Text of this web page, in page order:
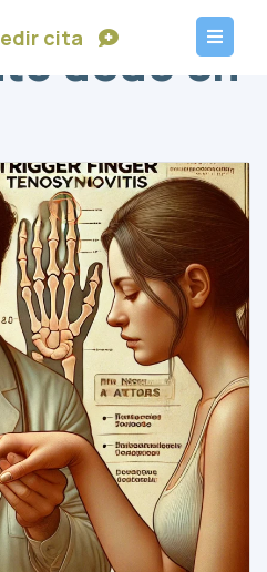
cita
dedo en